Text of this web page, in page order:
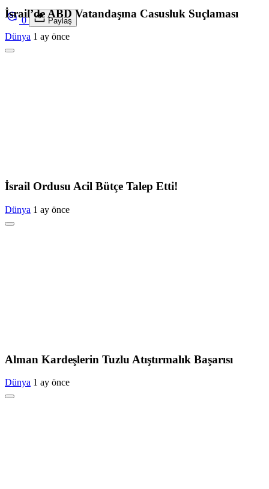
0 Paylaş
İsrail’de ABD Vatandaşına Casusluk Suçlaması
Dünya 1 ay önce
İsrail Ordusu Acil Bütçe Talep Etti!
Dünya 1 ay önce
Alman Kardeşlerin Tuzlu Atıştırmalık Başarısı
Dünya 1 ay önce